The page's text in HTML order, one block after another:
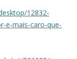
12832-
e-mais-caro-que-